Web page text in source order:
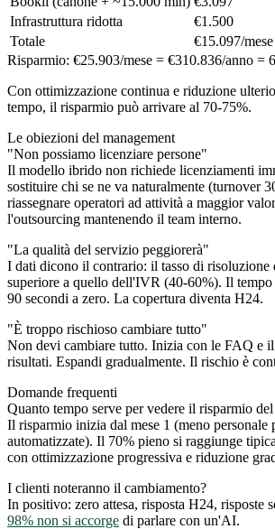
Infrastruttura ridotta
€1.500
Totale
€15.097/mese
Risparmio: €25.903/mese = €310.836/anno =
Con ottimizzazione continua e riduzione
tempo, il risparmio può arrivare al 70-75%.
Le obiezioni del management
"Non possiamo licenziare persone"
Il modello ibrido non richiede licenziamenti
sostituire chi se ne va naturalmente (turnover
riassegnare operatori ad attività a maggior
l'outsourcing mantenendo il team interno.
"La qualità del servizio peggiorerà"
I dati dicono il contrario: il tasso di
superiore a quello dell'IVR (40-60%). Il tempo
90 secondi a zero. La copertura diventa H24.
"È troppo rischioso cambiare tutto"
Non devi cambiare tutto. Inizia con le FAQ e
risultati. Espandi gradualmente. Il rischio è
Domande frequenti
Quanto tempo serve per vedere il risparmio
Il risparmio inizia dal mese 1 (meno personale
automatizzate). Il 70% pieno si raggiunge
con ottimizzazione progressiva e riduzione
I clienti noteranno il cambiamento?
In positivo: zero attesa, risposta H24, risposte
98% non si accorge di parlare con un'AI.